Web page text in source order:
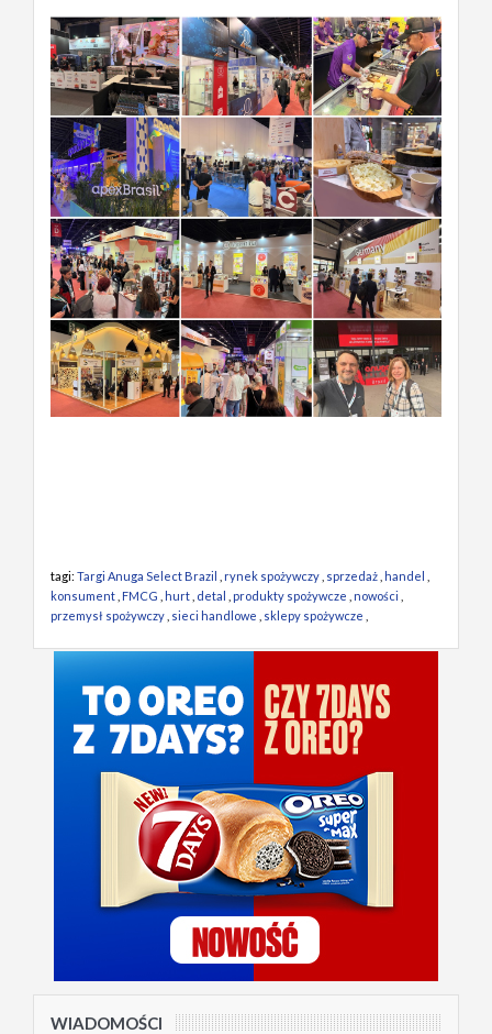
tagi: Targi Anuga Select Brazil rynek spożywczy sprzedaż handel
konsument FMCG hurt detal produkty spożywcze nowości
przemysł spożywczy sieci handlowe sklepy spożywcze
WIADOMOŚCI